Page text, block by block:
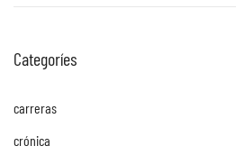
Categoríes
carreras
crónica